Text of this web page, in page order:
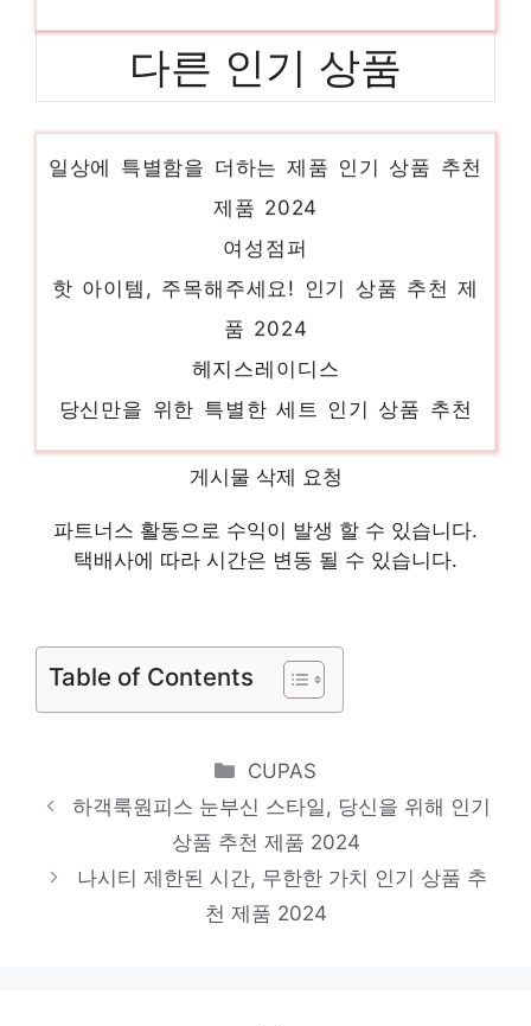
다른 인기 상품
여성반팔자켓
제품 2024
여성점퍼
핫 아이템, 주목해주세요! 인기 상품 추천 제
품 2024
헤지스레이디스
당신만을 위한 특별한 세트 인기 상품 추천
제품 2024
스퀘어넥원피스
제품 2024
2024
반팔원피스
르니앤맥코이
일상에 반짝임을 추가하세요 인기 상품 추천
제품 2024
게시물 삭제 요청
파트너스 활동으로 수익이 발생 할 수 있습니다.
택배사에 따라 시간은 변동 될 수 있습니다.
Table of Contents
Categories
CUPAS
하객룩원피스 눈부신 스타일, 당신을 위해 인기
상품 추천 제품 2024
나시티 제한된 시간, 무한한 가치 인기 상품 추
천 제품 2024